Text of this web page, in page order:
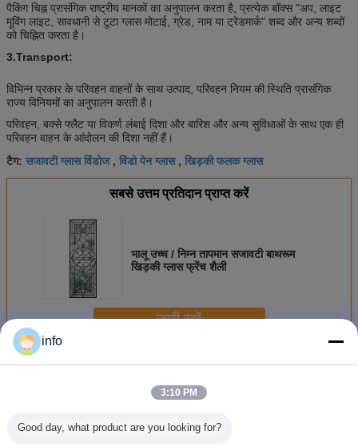
पैकिंग चिह्न प्रासंगिक राष्ट्रीय मानकों का अनुपालन करता है, प्रत्येक बॉक्स "अप, लाइट
मूविंग लाइट, सावधानी से टूटा ग्लास मोटाई, ग्रेड, नाम या ट्रेडमार्क" शब्द और अन्य शब्दों
को चिह्नित करता है।
3.Transport:
विभिन्न प्रकार के परिवहन वाहनों के साथ उत्पाद, परिवहन नियम की स्थिति प्रासंगिक
राज्य विनियमों का अनुपालन करती है।
परिवहन, बक्से फ्लैट या विकर्ण लंबाई दिशा और बारिश और अन्य सुविधाओं के साथ एक ही
परिवहन वाहन के आंदोलन की दिशा नहीं हैं।
टैग: सजावटी ग्लास विंडोज, विंडो पेन ग्लास, खिड़की फलक ग्लास
सबसे उत्तम प्रतिदान प्राप्त करें
भालू उच्च / निम्न तापमान सजावटी बाथरूम
खिड़की ग्लास फ्रेंच शैली
जारी रखें
अधिकटेम्पर्ड शावर ग्लास
info
3:10 PM
Good day, what product are you looking for?